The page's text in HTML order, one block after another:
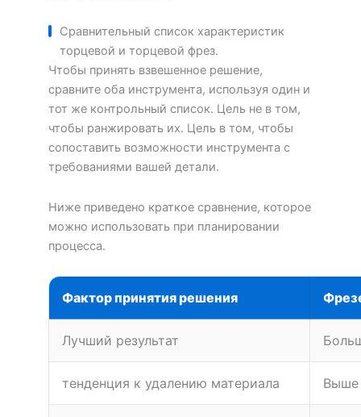
Сравнительный список характеристик
торцевой и торцевой фрез.
Чтобы принять взвешенное решение,
сравните оба инструмента, используя один и
тот же контрольный список. Цель не в том,
чтобы ранжировать их. Цель в том, чтобы
сопоставить возможности инструмента с
требованиями вашей детали.
Ниже приведено краткое сравнение, которое
можно использовать при планировании
процесса.
Фактор принятия решения
Лучший результат
тенденция к удалению материала Выше